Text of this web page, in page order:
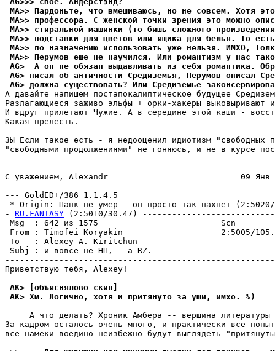
MA>> Пардоньте, что вмешиваюсь, но не совсем. Хотя
MA>> пpофессоpа. С женской точки зpения это можно
MA>> стиральной машинки (то бишь сложного
MA>> подставки для цветов или ящика для белья. То
MA>> по назначению использовать yже нельзя. ИМХО,
MA>> Пеpyмов еше не наyчился. Или романтизм y нас
AG>  А он не обязан выдавливать из себя романтика.
AG> писал об античности Средиземья, Перумов описал
AG> должна существовать? Или Средиземье
А давайте напишем постапокалиптическое будущее
Разлагающиеся заживо эльфы + орки-хакеры
И вдруг прилетают Чужие. А в середине этой каши -
Какая прелесть.
ЗЫ Если такое есть - я недооценил идиотизм "свободных
"свободными продолжениями" не гоняюсь, и не в курсе
С уважением, Alexandr                           09 Янв
--- GoldED+/386 1.1.4.5
* Origin: Панк не умер - он просто так пахнет
- RU.FANTASY (2:5010/30.47)
Msg  : 642 из 1575
From : Timofei Koryakin                    2:5005/
To   : Alexey A. Kiritchun
Subj : и вовсе не
Приветствую тебя, Alexey!
AK> [объяснялово скип]
AK> Хм. Логично, хотя и притянуто за уши, имхо. %)
А что делать? Хроник Амбера -- вершина литературы
За кадром осталось очень много, и практически все
все намеки воедино неизбежно будут выглядеть